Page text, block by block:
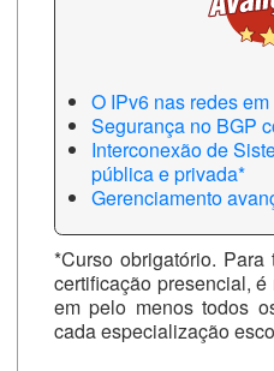
O IPv6 nas redes
Segurança no BGP
Interconexão de
pública e privada*
Gerenciamento
*Curso obrigatório.
certificação presencial,
em pelo menos todos
cada especialização